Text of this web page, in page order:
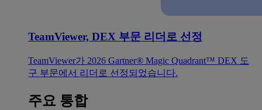
TeamViewer, DEX 부문 리더로 선정
TeamViewer가 2026 Gartner® Magic Quadrant™ DEX 도
구 부문에서 리더로 선정되었습니다.
주요 통합